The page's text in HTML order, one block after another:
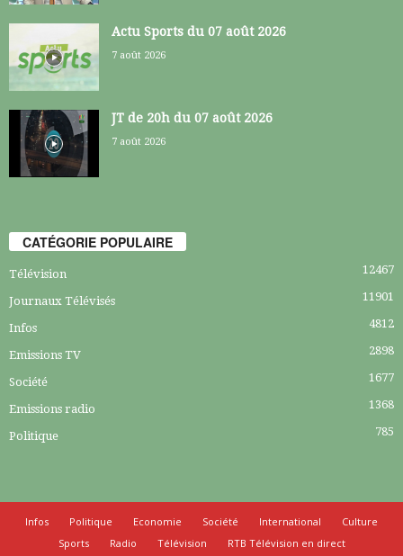
Actu Sports du 07 août 2026
7 août 2026
JT de 20h du 07 août 2026
7 août 2026
CATÉGORIE POPULAIRE
Télévision 12467
Journaux Télévisés 11901
Infos 4812
Emissions TV 2898
Société 1677
Emissions radio 1368
Politique 785
Infos Politique Economie Société International
Culture
Sports
Radio Télévision RTB Télévision en direct